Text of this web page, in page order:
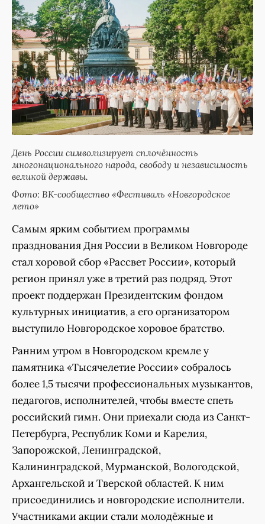
День России символизирует сплочённость
многонационального народа, свободу и независимость
великой державы.
Фото: ВК-сообщество «Фестиваль «Новгородское
лето»
Самым ярким событием программы
празднования Дня России в Великом Новгороде
стал хоровой сбор «Рассвет России», который
регион принял уже в третий раз подряд. Этот
проект поддержан Президентским фондом
культурных инициатив, а его организатором
выступило Новгородское хоровое братство.
Ранним утром в Новгородском кремле у
памятника «Тысячелетие России» собралось
более 1,5 тысячи профессиональных музыкантов,
педагогов, исполнителей, чтобы вместе спеть
российский гимн. Они приехали сюда из Санкт-
Петербурга, Республик Коми и Карелия,
Запорожской, Ленинградской,
Калининградской, Мурманской, Вологодской,
Архангельской и Тверской областей. К ним
присоединились и новгородские исполнители.
Участниками акции стали молодёжные и